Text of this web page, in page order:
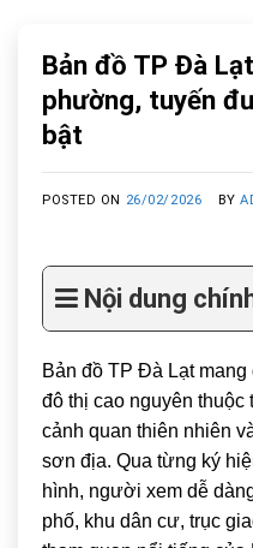
Bản đồ TP Đà
phường, tuyến
bật
POSTED ON 26/02/2026 BY
Nội dung
Bản đồ TP Đà Lạt
đô thị cao nguyên thuộc
cảnh quan thiên nhiên
sơn địa. Qua từng ký
hình, người xem dễ
phố, khu dân cư, trục